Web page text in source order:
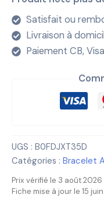
Satisfait ou
Livraison à
Paiement CB,
UGS : B0FDJXT35D
Catégories : Bracelet
Prix vérifié le 3 août 2026
Fiche mise à jour le 15